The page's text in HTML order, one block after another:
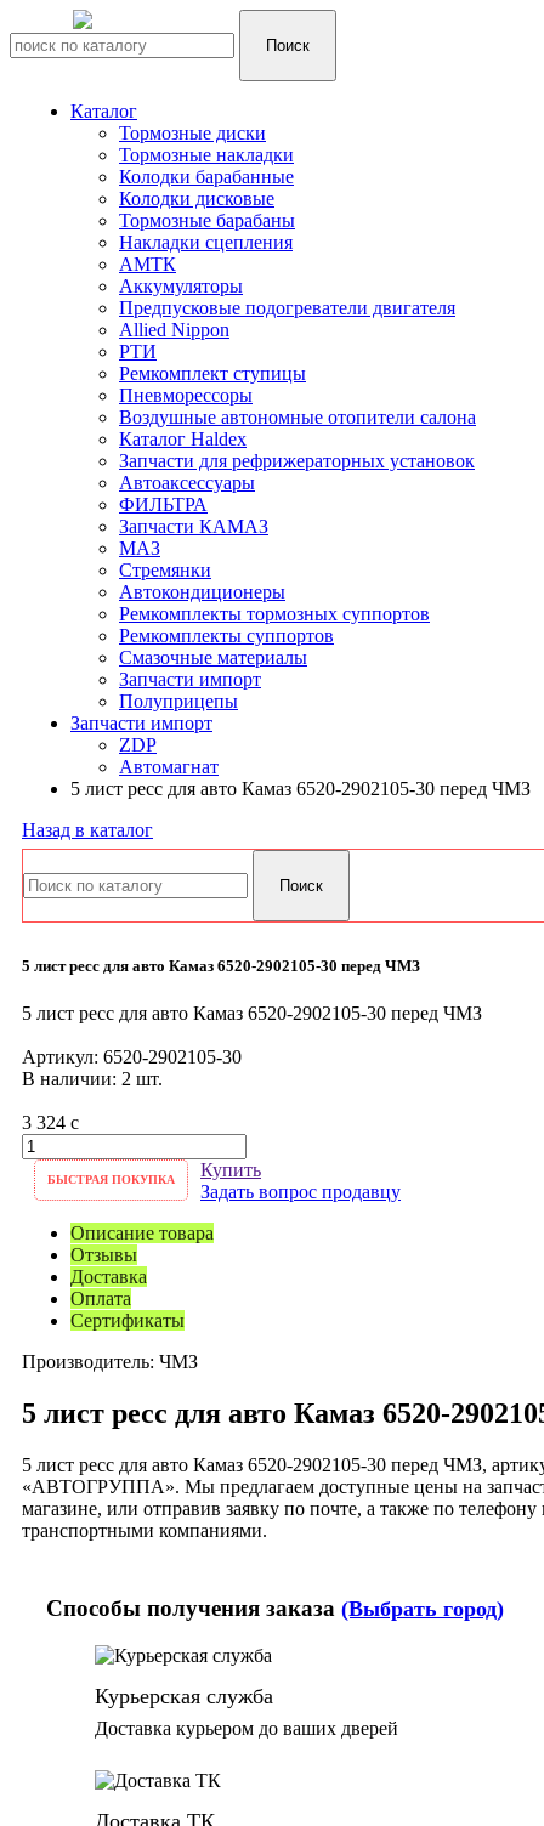
Каталог
Тормозные диски
Тормозные накладки
Колодки барабанные
Колодки дисковые
Тормозные барабаны
Накладки сцепления
АМТК
Аккумуляторы
Предпусковые подогреватели двигателя
Allied Nippon
РТИ
Ремкомплект ступицы
Пневморессоры
Воздушные автономные отопители салона
Каталог Haldex
Запчасти для рефрижераторных установок
Автоаксессуары
ФИЛЬТРА
Запчасти КАМАЗ
МАЗ
Стремянки
Автокондиционеры
Ремкомплекты тормозных суппортов
Ремкомплекты суппортов
Смазочные материалы
Запчасти импорт
Полуприцепы
Запчасти импорт
ZDP
Автомагнат
5 лист ресс для авто Камаз 6520-2902105-30 перед ЧМЗ
Назад в каталог
5 лист ресс для авто Камаз 6520-2902105-30 перед ЧМЗ
5 лист ресс для авто Камаз 6520-2902105-30 перед ЧМЗ
Артикул: 6520-2902105-30
В наличии: 2 шт.
3 324 c
Купить
БЫСТРАЯ ПОКУПКА
Задать вопрос продавцу
Описание товара
Отзывы
Доставка
Оплата
Сертификаты
Производитель: ЧМЗ
5 лист ресс для авто Камаз 6520-
5 лист ресс для авто Камаз 6520-2902105-30 перед ЧМЗ,
«АВТОГРУППА». Мы предлагаем доступные цены на
магазине, или отправив заявку по почте, а также по
транспортными компаниями.
Способы получения заказа (Выбрать город)
Курьерская служба
Доставка курьером до ваших дверей
Доставка ТК